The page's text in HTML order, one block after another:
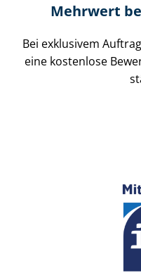
Mehrwert
Bei exklusivem
eine kostenlose